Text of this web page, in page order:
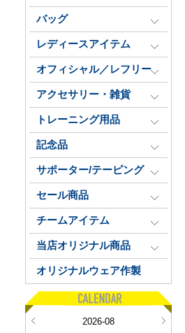
バッグ
レディースアイテム
オフィシャル／レフリー
アクセサリー・雑貨
トレーニング用品
記念品
サポーター/テーピング
セール商品
チームアイテム
当店オリジナル商品
オリジナルウェア作製
2026-08